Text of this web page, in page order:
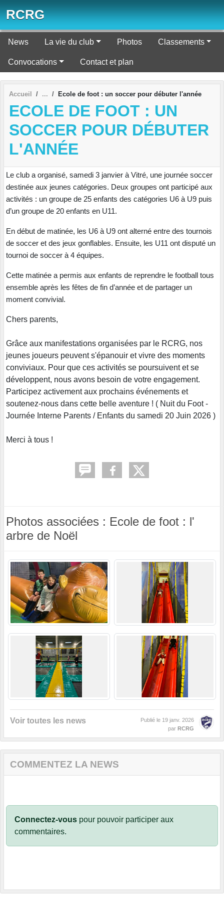
RCRG
News La vie du club Photos Classements
Convocations Contact et plan
Accueil Ecole de foot : un soccer pour débuter l'année
ECOLE DE FOOT : UN
SOCCER POUR DÉBUTER
L'ANNÉE
Le club a organisé, samedi 3 janvier à Vitré, une journée soccer
destinée aux jeunes catégories. Deux groupes ont participé aux
activités : un groupe de 25 enfants des catégories U6 à U9 puis
d’un groupe de 20 enfants en U11.
En début de matinée, les U6 à U9 ont alterné entre des tournois
de soccer et des jeux gonflables. Ensuite, les U11 ont disputé un
tournoi de soccer à 4 équipes.
Cette matinée a permis aux enfants de reprendre le football tous
ensemble après les fêtes de fin d’année et de partager un
moment convivial.
Chers parents,
Grâce aux manifestations organisées par le RCRG, nos
jeunes joueurs peuvent s'épanouir et vivre des moments
conviviaux. Pour que ces activités se poursuivent et se
développent, nous avons besoin de votre engagement.
Participez activement aux prochains événements et
soutenez-nous dans cette belle aventure ! ( Nuit du Foot -
Journée Interne Parents / Enfants du samedi 20 Juin 2026 )
Merci à tous !
Photos associées : Ecole de foot : l'
arbre de Noël
Voir toutes les news Publié le 19 janv. 2026
par RCRG
COMMENTEZ LA NEWS
Connectez-vous pour pouvoir participer aux
commentaires.